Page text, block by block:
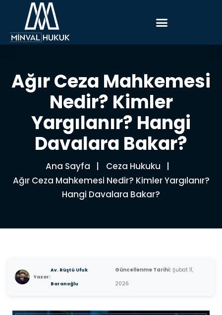
Ağır Ceza Mahkemesi
Nedir? Kimler
Yargılanır? Hangi
Davalara Bakar?
Ana Sayfa
Ceza Hukuku
Ağır Ceza Mahkemesi Nedir? Kimler Yargılanır?
Hangi Davalara Bakar?
Yazar:
Av. Rüştü Ufuk
Baranoğlu
Güncellenme Tarihi:Şubat 11,
2026